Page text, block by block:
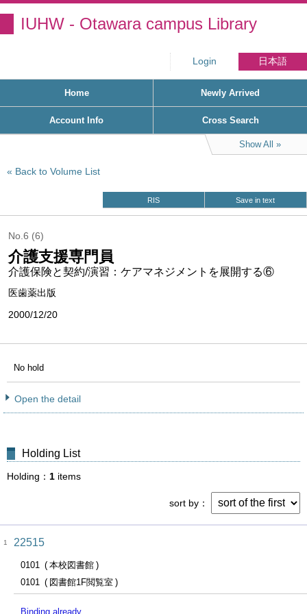
IUHW - Otawara campus Library
Login 日本語
Home Newly Arrived
Account Info Cross Search
Show All
Back to Volume List
RIS Save in text
No.6 (6)
介護支援専門員
介護保険と契約/演習：ケアマネジメントを展開する⑥
医歯薬出版
2000/12/20
No hold
Open the detail
Holding List
Holding 1 items
sort by
1 22515
0101
本校図書館
0101
図書館1F閲覧室
Binding already